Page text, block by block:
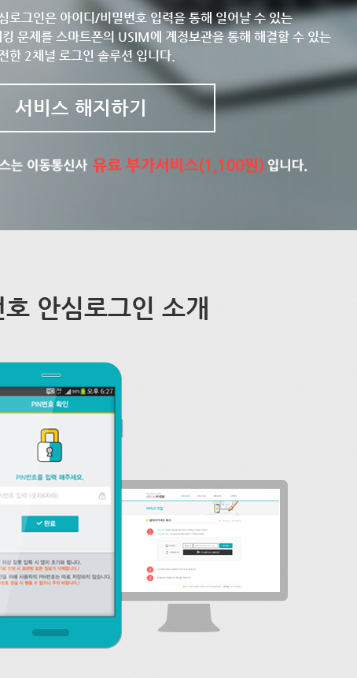
로그인은 아이디/비밀번호 입력을 통해 일어날 수 있는
문제를 스마트폰의 USIM에 계정보관을 통해 해결할 수 있는
한 2채널 로그인 솔루션 입니다.
서비스 해지하기
안심로그인 소개